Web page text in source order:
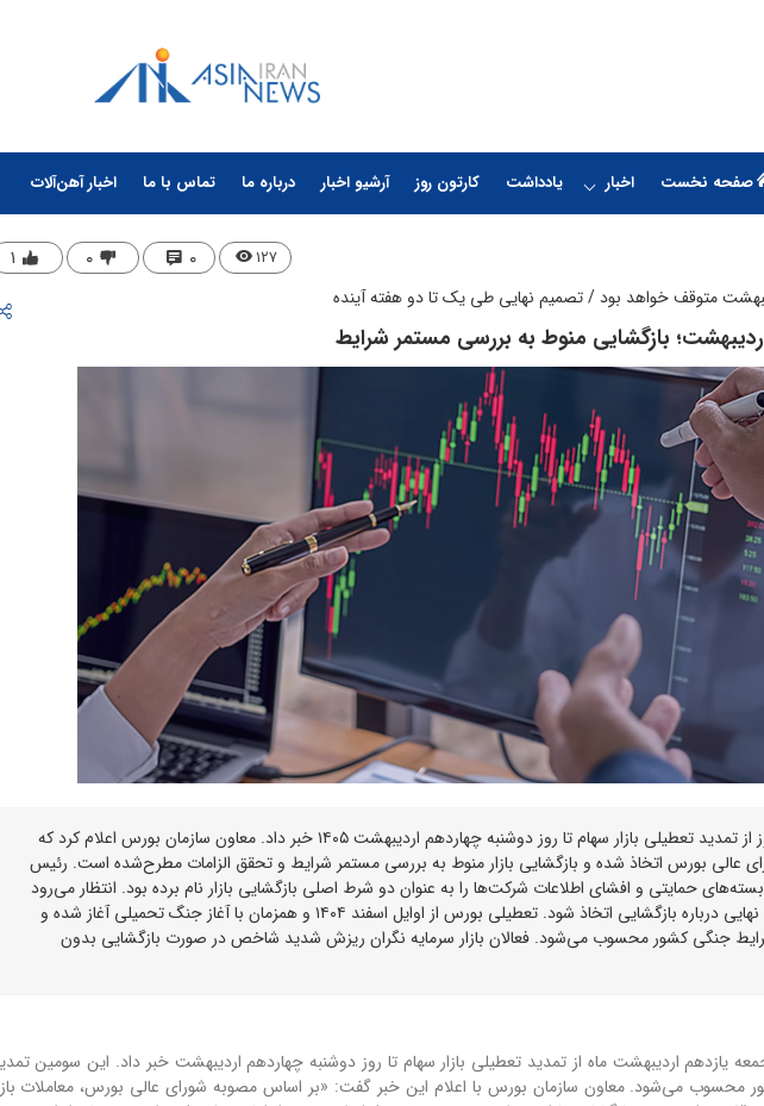
صفحه نخست اخبار یادداشت کارتون روز آرشیو اخبار درباره ما تماس با ما اخبار آهن‌آلات
۱۲۷ ۰ ۰ ۱
سازمان بورس و اوراق بهادار امروز از تمدید تعطیلی بازار سهام تا روز دوشنبه چهاردهم اردیبهشت ۱۴۰۵ خبر داد. معاون سازمان بورس اعلام کرد که
عالی بورس اتخاذ شده و بازگشایی بازار منوط به بررسی مستمر شرایط و تحقق الزامات مطرح‌شده است. رئیس
حمایتی و افشای اطلاعات شرکت‌ها را به عنوان دو شرط اصلی بازگشایی بازار نام برده بود. انتظار می‌رود
طی یک تا دو هفته آینده تصمیم نهایی درباره بازگشایی اتخاذ شود. تعطیلی بورس از اوایل اسفند ۱۴۰۴ و همزمان با آغاز جنگ تحمیلی آغاز شده و
جنگی کشور محسوب می‌شود. فعالان بازار سرمایه نگران ریزش شدید شاخص در صورت بازگشایی بدون
یازدهم اردیبهشت ماه از تمدید تعطیلی بازار سهام تا روز دوشنبه چهاردهم اردیبهشت خبر داد. این سومین
می‌شود. معاون سازمان بورس با اعلام این خبر گفت: «بر اساس مصوبه شورای عالی بورس، معاملات